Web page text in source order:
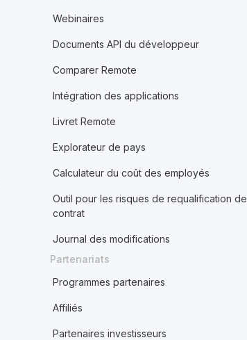
Webinaires
Documents API du développeur
Comparer Remote
Intégration des applications
Livret Remote
Explorateur de pays
Calculateur du coût des employés
Outil pour les risques de requalification de
contrat
Journal des modifications
Partenariats
Programmes partenaires
Affiliés
Partenaires investisseurs